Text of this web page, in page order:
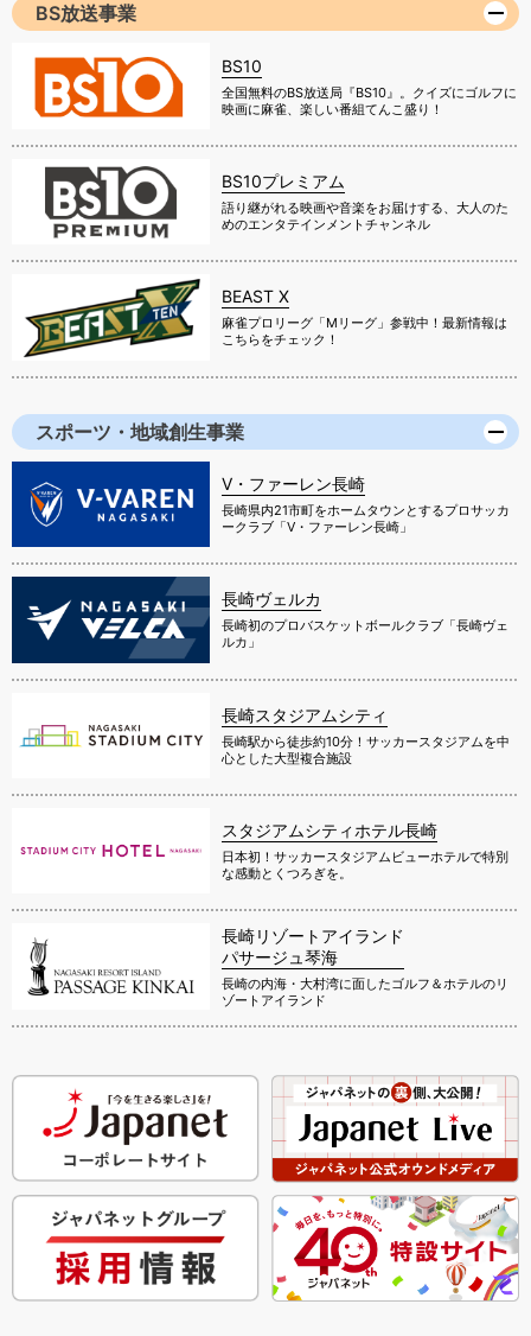
BS放送事業
BS10
全国無料のBS放送局『BS10』。クイズにゴルフに
映画に麻雀、楽しい番組てんこ盛り！
BS10プレミアム
語り継がれる映画や音楽をお届けする、大人のた
めのエンタテインメントチャンネル
BEAST X
麻雀プロリーグ「Mリーグ」参戦中！最新情報は
こちらをチェック！
スポーツ・地域創生事業
V・ファーレン長崎
長崎県内21市町をホームタウンとするプロサッカ
ークラブ「V・ファーレン長崎」
長崎ヴェルカ
長崎初のプロバスケットボールクラブ「長崎ヴェ
ルカ」
長崎スタジアムシティ
長崎駅から徒歩約10分！サッカースタジアムを中
心とした大型複合施設
スタジアムシティホテル長崎
日本初！サッカースタジアムビューホテルで特別
な感動とくつろぎを。
長崎リゾートアイランド
パサージュ琴海
長崎の内海・大村湾に面したゴルフ＆ホテルのリ
ゾートアイランド